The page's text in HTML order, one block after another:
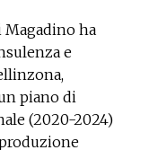
Magadino ha
e
piano di
(2020-2024)